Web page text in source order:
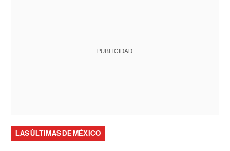
PUBLICIDAD
LAS ÚLTIMAS DE MÉXICO